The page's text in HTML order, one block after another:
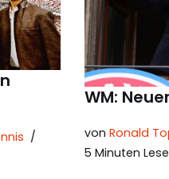
WM:
von Ronald
5 Minuten